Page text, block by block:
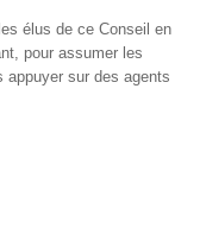
élus de ce Conseil en
pour assumer les
appuyer sur des agents